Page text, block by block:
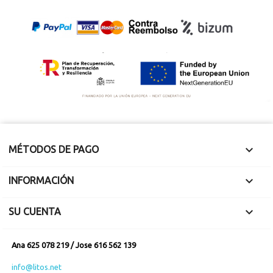
MÉTODOS DE PAGO 
INFORMACIÓN 
SU CUENTA 
Ana 625 078 219 / Jose 616 562 139
info@litos.net